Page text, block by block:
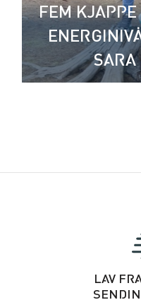
FEM
SARA
LAV